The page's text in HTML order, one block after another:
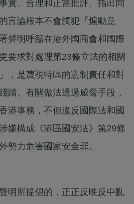
實、合理和正當批評、指出問
言論根本不會觸犯『煽動意
聲明呼籲在港外國商會和國際
要求對處理第23條立法的相關
，是蔑視特區的憲制責任和對
踏。有關做法透過威脅手段，
港事務，不但違反國際法和國
嫌構成《港區國安法》第29條
勢力危害國家安全罪。
明所提倡的，正正反映反中亂